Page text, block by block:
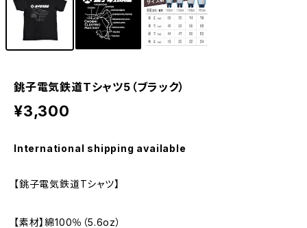
銚子電気鉄道Tシャツ5（ブラック）
¥3,300
International shipping available
【銚子電気鉄道Tシャツ】
【素材】綿100％（5.6oz）